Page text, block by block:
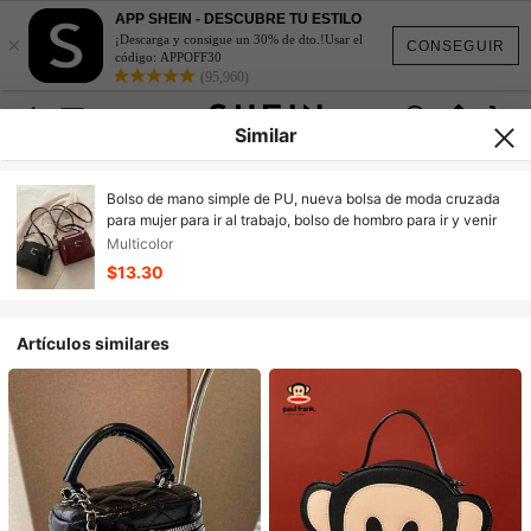
CONSEGUIR
×
APP SHEIN - DESCUBRE TU ESTILO
¡Descarga y consigue un 30% de dto.!Usar el
código: APPOFF30
(95,960)
Similar
Bolso de mano simple de PU, nueva bolsa de moda cruzada
para mujer para ir al trabajo, bolso de hombro para ir y venir
Multicolor
$13.30
Artículos similares